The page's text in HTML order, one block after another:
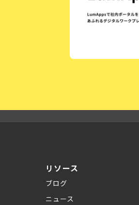
リソース
ブログ
ニュース